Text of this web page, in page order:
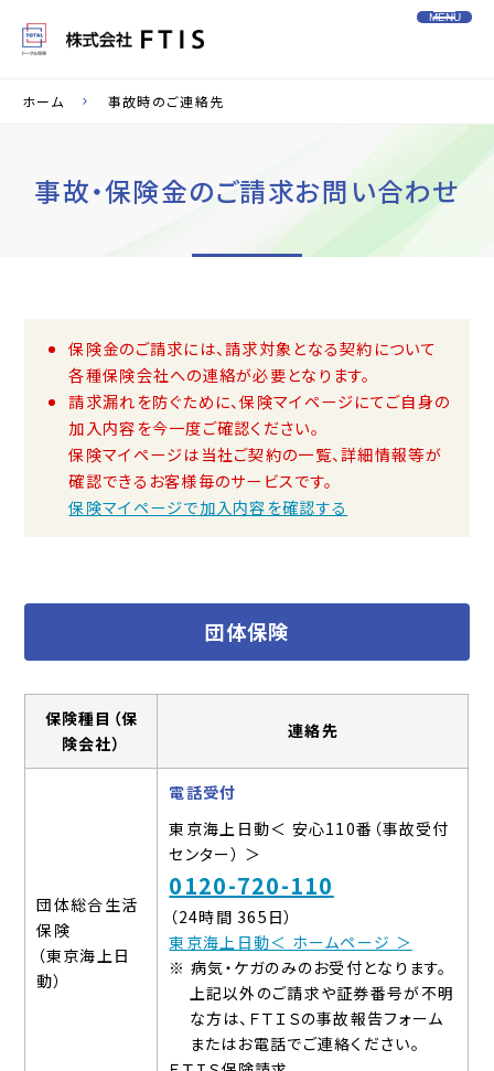
MENU
ホーム 事故時のご連絡先
事故・保険金のご請求お問い合わせ
保険金のご請求には、請求対象となる契約について
各種保険会社への連絡が必要となります。
請求漏れを防ぐために、保険マイページにてご自身の
加入内容を今一度ご確認ください。
保険マイページは当社ご契約の一覧、詳細情報等が
確認できるお客様毎のサービスです。
保険マイページで加入内容を確認する
団体保険
保険種目（保
険会社）
連絡先
団体総合生活
保険
（東京海上日
動）
電話受付
東京海上日動＜ 安心110番（事故受付
センター） ＞
0120-720-110
（24時間 365日）
東京海上日動＜ ホームページ ＞
※ 病気・ケガのみのお受付となります。
上記以外のご請求や証券番号が不明
な方は、ＦＴＩＳの事故報告フォーム
またはお電話でご連絡ください。